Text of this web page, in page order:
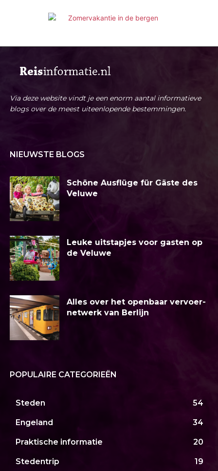
Via deze website vindt je een enorm aantal informatieve
blogs over de meest uiteenlopende bestemmingen.
NIEUWSTE BLOGS
Schöne Ausflüge für Gäste des
Veluwe
Leuke uitstapjes voor gasten op
de Veluwe
Alles over het openbaar vervoer-
netwerk van Berlijn
POPULAIRE CATEGORIEËN
Steden 54
Engeland 34
Praktische informatie 20
Stedentrip 19